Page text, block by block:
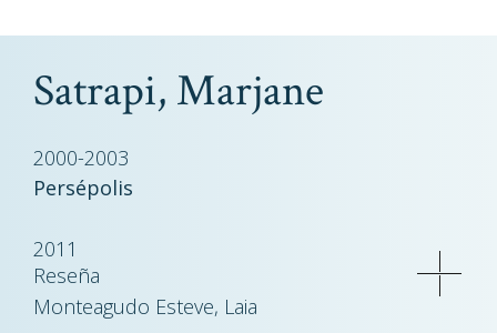
Satrapi, Marjane
2000-2003
Persépolis
2011
Reseña
Monteagudo Esteve, Laia